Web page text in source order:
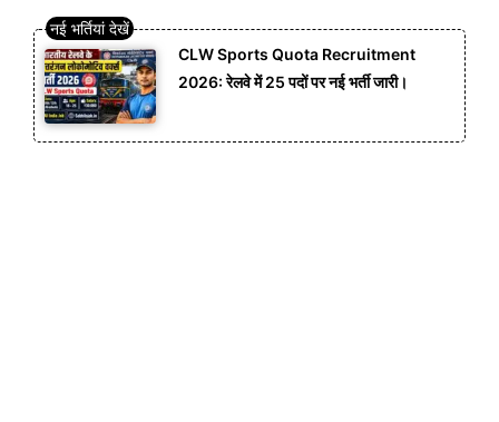
CLW Sports Quota Recruitment
2026: रेलवे में 25 पदों पर नई भर्ती जारी।